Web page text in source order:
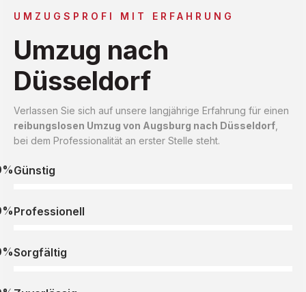
UMZUGSPROFI MIT ERFAHRUNG
Umzug nach
Düsseldorf
Verlassen Sie sich auf unsere langjährige Erfahrung für einen
reibungslosen Umzug von Augsburg nach Düsseldorf
bei dem Professionalität an erster Stelle steht.
Günstig
Professionell
Sorgfältig